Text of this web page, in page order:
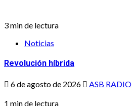
3 min de lectura
Noticias
Revolución híbrida
6 de agosto de 2026
ASB RADIO
1 min de lectura